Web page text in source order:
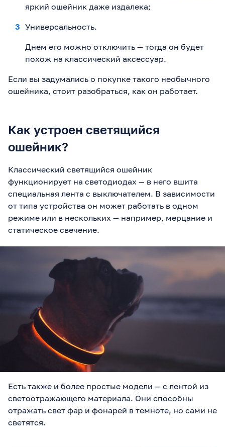
яркий ошейник даже издалека;
Универсальность.
Днем его можно отключить — тогда он будет
похож на классический аксессуар.
Если вы задумались о покупке такого необычного
ошейника, стоит разобраться, как он работает.
Как устроен светящийся
ошейник?
Классический светящийся ошейник
функционирует на светодиодах — в него вшита
специальная лента с выключателем. В зависимости
от типа устройства он может работать в одном
режиме или в нескольких — например, мерцание и
статическое свечение.
Есть также и более простые модели — с лентой из
светоотражающего материала. Они способны
отражать свет фар и фонарей в темноте, но сами не
светятся.